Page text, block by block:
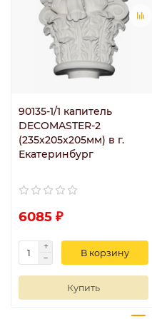
90135-1/1 капитель
DECOMASTER-2
(235х205х205мм) в г.
Екатеринбург
6085 ₽
В корзину
Купить